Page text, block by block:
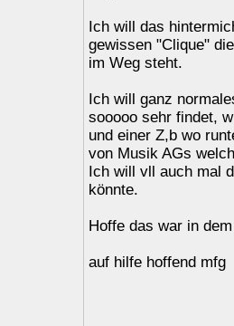
Ich will das
gewissen "Clique"
im Weg steht.
Ich will ganz
sooooo sehr findet,
und einer Z,b wo
von Musik AGs
Ich will vll auch mal
könnte.
Hoffe das war in
auf hilfe hoffend mfg